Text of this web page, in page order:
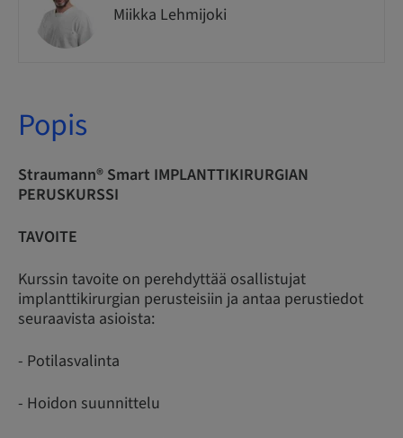
Miikka Lehmijoki
Popis
Straumann® Smart IMPLANTTIKIRURGIAN
PERUSKURSSI
TAVOITE
Kurssin tavoite on perehdyttää osallistujat
implanttikirurgian perusteisiin ja antaa perustiedot
seuraavista asioista:
- Potilasvalinta
- Hoidon suunnittelu